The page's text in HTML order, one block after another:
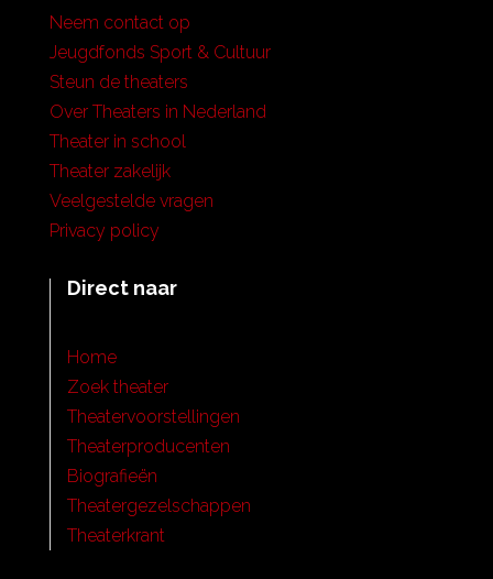
Neem contact op
Jeugdfonds Sport & Cultuur
Steun de theaters
Over Theaters in Nederland
Theater in school
Theater zakelijk
Veelgestelde vragen
Privacy policy
Direct naar
Home
Zoek theater
Theatervoorstellingen
Theaterproducenten
Biografieën
Theatergezelschappen
Theaterkrant